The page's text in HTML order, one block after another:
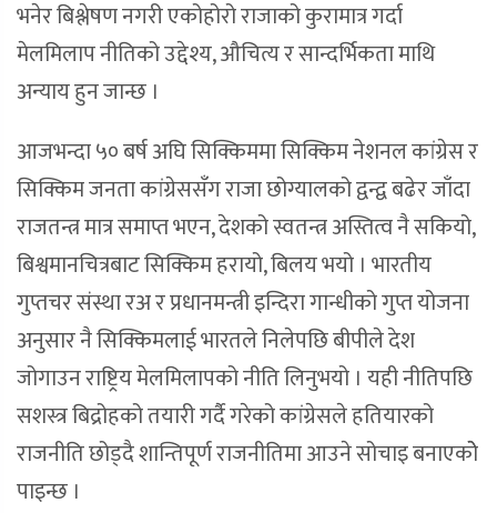
भनेर बिश्लेषण नगरी एकोहोरो राजाको कुरामात्र गर्दा
मेलमिलाप नीतिको उद्देश्य, औचित्य र सान्दर्भिकता माथि
अन्याय हुन जान्छ ।
आजभन्दा ५० बर्ष अघि सिक्किममा सिक्किम नेशनल कांग्रेस र
सिक्किम जनता कांग्रेससँग राजा छोग्यालको द्वन्द्व बढेर जाँदा
राजतन्त्र मात्र समाप्त भएन, देशको स्वतन्त्र अस्तित्व नै सकियो,
बिश्वमानचित्रबाट सिक्किम हरायो, बिलय भयो । भारतीय
गुप्तचर संस्था रअ र प्रधानमन्त्री इन्दिरा गान्धीको गुप्त योजना
अनुसार नै सिक्किमलाई भारतले निलेपछि बीपीले देश
जोगाउन राष्ट्रिय मेलमिलापको नीति लिनुभयो । यही नीतिपछि
सशस्त्र बिद्रोहको तयारी गर्दै गरेको कांग्रेसले हतियारको
राजनीति छोड्दै शान्तिपूर्ण राजनीतिमा आउने सोचाइ बनाएकोे
पाइन्छ ।